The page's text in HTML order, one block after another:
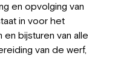
en opvolging van
in voor het
bijsturen van alle
van de werf,